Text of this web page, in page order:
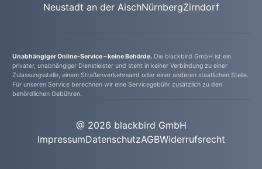
Neustadt an der AischNürnbergZirndorf
Unabhängiger Online-Service – keine Behörde. Die blackbird GmbH ist ein
privater, unabhängiger Dienstleister und steht in keiner Verbindung zu einer
Zulassungsstelle, einem Straßenverkehrsamt oder einer anderen staatlichen Stelle.
Für unseren Service berechnen wir eine Servicegebühr zusätzlich zu den
behördlichen Gebühren.
@ 2026 blackbird GmbH
ImpressumDatenschutzAGBWiderrufsrecht